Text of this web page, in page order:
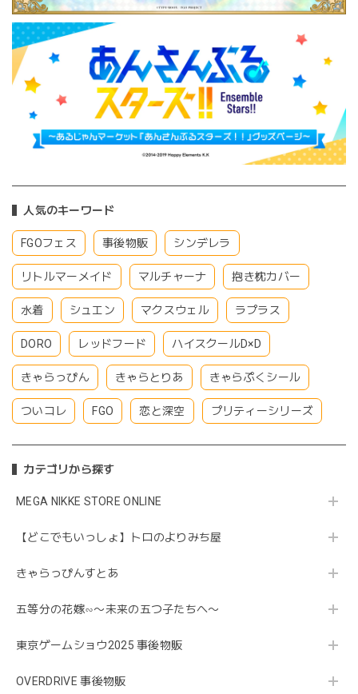
人気のキーワード
FGOフェス 事後物販 シンデレラ
リトルマーメイド マルチャーナ 抱き枕カバー
水着 シュエン マクスウェル ラプラス
DORO レッドフード ハイスクールD×D
きゃらっぴん きゃらとりあ きゃらぷくシール
ついコレ FGO 恋と深空 プリティーシリーズ
カテゴリから探す
MEGA NIKKE STORE ONLINE
【どこでもいっしょ】トロのよりみち屋
きゃらっぴんすとあ
五等分の花嫁∽〜未来の五つ子たちへ〜
東京ゲームショウ2025 事後物販
OVERDRIVE 事後物販